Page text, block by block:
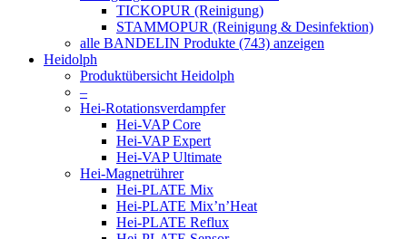
TICKOPUR (Reinigung)
STAMMOPUR (Reinigung & Desinfektion)
alle BANDELIN Produkte (743) anzeigen
Heidolph
Produktübersicht Heidolph
–
Hei-Rotationsverdampfer
Hei-VAP Core
Hei-VAP Expert
Hei-VAP Ultimate
Hei-Magnetrührer
Hei-PLATE Mix
Hei-PLATE Mix’n’Heat
Hei-PLATE Reflux